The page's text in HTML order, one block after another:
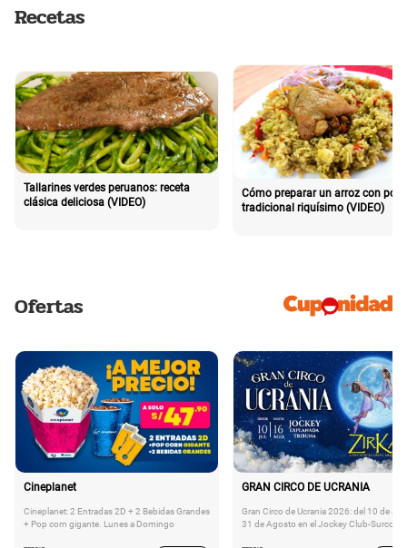
Recetas
Tallarines verdes peruanos: receta
clásica deliciosa (VIDEO)
Cómo preparar un arroz con pollo
tradicional riquísimo (VIDEO)
Ofertas
Cineplanet
Cineplanet: 2 Entradas 2D + 2 Bebidas Grandes
+ Pop corn gigante. Lunes a Domingo
GRAN CIRCO DE UCRANIA
Gran Circo de Ucrania 2026: del 10 de
31 de Agosto en el Jockey Club-Surco